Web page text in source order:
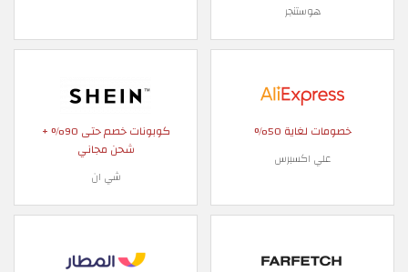
هوستنجر
خصومات لغاية 50%
علي اكسبرس
كوبونات خصم حتى 90% +
شحن مجاني
شي ان